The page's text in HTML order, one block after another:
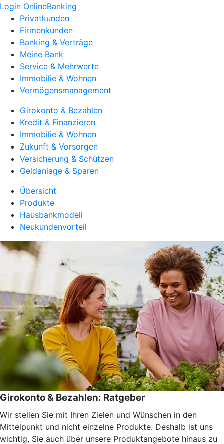
Login OnlineBanking
Privatkunden
Firmenkunden
Banking & Verträge
Meine Bank
Service & Mehrwerte
Immobilie & Wohnen
Vermögensmanagement
Girokonto & Bezahlen
Kredit & Finanzieren
Immobilie & Wohnen
Zukunft & Vorsorgen
Versicherung & Schützen
Geldanlage & Sparen
Übersicht
Produkte
Hausbankmodell
Neukundenvorteil
Girokonto & Bezahlen: Ratgeber
Wir stellen Sie mit Ihren Zielen und Wünschen in den
Mittelpunkt und nicht einzelne Produkte. Deshalb ist uns
wichtig, Sie auch über unsere Produktangebote hinaus zu